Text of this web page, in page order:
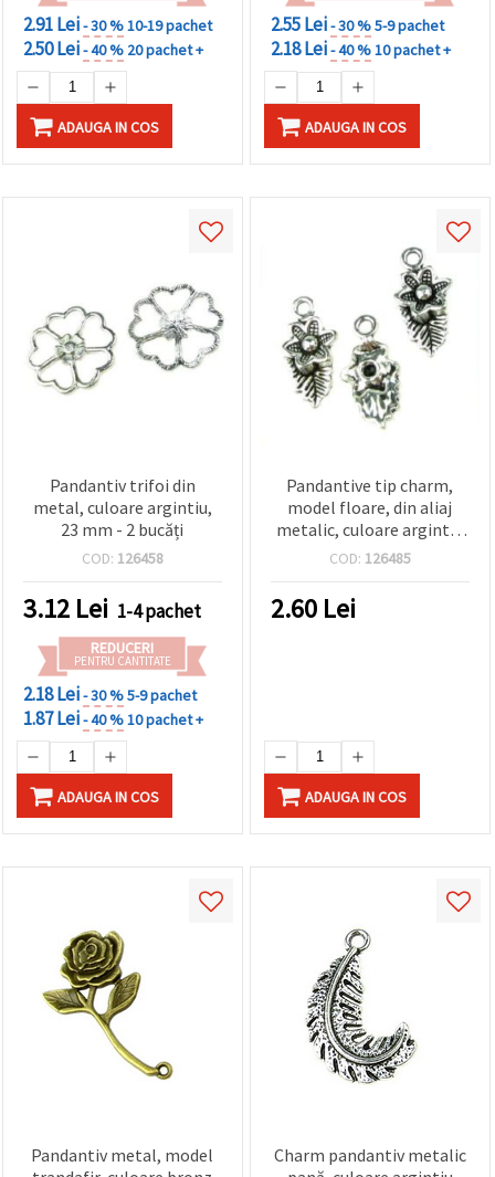
indicați
preferințele
în setări
selectând
un tip de
dat și
făcând clic
pe butonul
2.91 Lei- 30 %10-19 pachet
2.50 Lei- 40 % 20 pachet +
ADAUGA IN COS
2.55 Lei- 30 %5-9 pachet
2.18 Lei- 40 %10 pachet +
ADAUGA IN COS
Pandantiv trifoi din
metal, culoare argintiu,
23 mm - 2 bucăți
COD: 126458
3.12 Lei 1-4 pachet
REDUCERI
PENTRU CANTITATE
2.18 Lei- 30 %5-9 pachet
1.87 Lei- 40 %10 pachet +
ADAUGA IN COS
Pandantive tip charm,
model floare, din aliaj
metalic, culoare argintiu
antichizat, pentru
22×11×4 mm, gaură 2 mm,
set 10 buc.
COD: 126485
2.60 Lei
ADAUGA IN COS
Pandantiv metal, model
Charm pandantiv metalic